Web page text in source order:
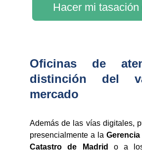
Hacer mi tasación
Oficinas de
distinción del
mercado
Además de las vías digitales,
presencialmente a la Gerencia
Catastro de Madrid
o a